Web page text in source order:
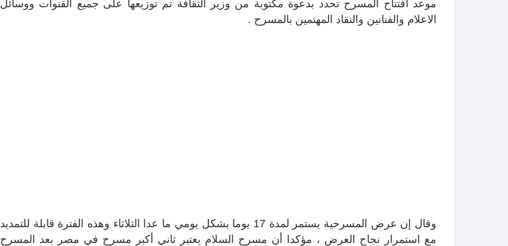
موعد افتتاح المسرح تحدد بدعوة مكتوبة من وزير الثقافة تم توزيعها على جميع القنوات ووسائل
الاعلام والفنانين والنقاد المهتمين بالمسرح .
وقال إن عرض المسرحية يستمر لمدة 17 يوما بشكل يومي ما عدا الثلاثاء وهذه الفترة قابلة للتمديد
مع استمرار نجاح العرض ، مؤكدا أن مسرح السلام يعتبر ثاني أكبر مسرح في مصر بعد المسرح